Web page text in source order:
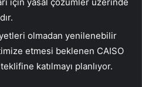
olmadan yenilenebilir
etmesi beklenen CAISO
katılmayı planlıyor.